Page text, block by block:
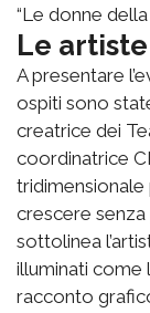
“Le donne della
Le
A presentare
ospiti sono
creatrice dei
coordinatrice
tridimensionale
crescere
sottolinea
illuminati come
racconto